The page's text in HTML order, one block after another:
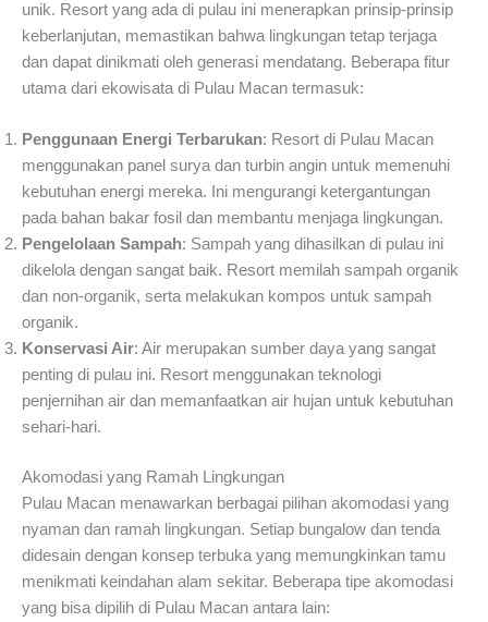
unik. Resort yang ada di pulau ini menerapkan prinsip-prinsip
keberlanjutan, memastikan bahwa lingkungan tetap terjaga
dan dapat dinikmati oleh generasi mendatang. Beberapa fitur
utama dari ekowisata di Pulau Macan termasuk:
Penggunaan Energi Terbarukan: Resort di Pulau Macan
menggunakan panel surya dan turbin angin untuk memenuhi
kebutuhan energi mereka. Ini mengurangi ketergantungan
pada bahan bakar fosil dan membantu menjaga lingkungan.
Pengelolaan Sampah: Sampah yang dihasilkan di pulau ini
dikelola dengan sangat baik. Resort memilah sampah organik
dan non-organik, serta melakukan kompos untuk sampah
organik.
Konservasi Air: Air merupakan sumber daya yang sangat
penting di pulau ini. Resort menggunakan teknologi
penjernihan air dan memanfaatkan air hujan untuk kebutuhan
sehari-hari.
Akomodasi yang Ramah Lingkungan
Pulau Macan menawarkan berbagai pilihan akomodasi yang
nyaman dan ramah lingkungan. Setiap bungalow dan tenda
didesain dengan konsep terbuka yang memungkinkan tamu
menikmati keindahan alam sekitar. Beberapa tipe akomodasi
yang bisa dipilih di Pulau Macan antara lain: